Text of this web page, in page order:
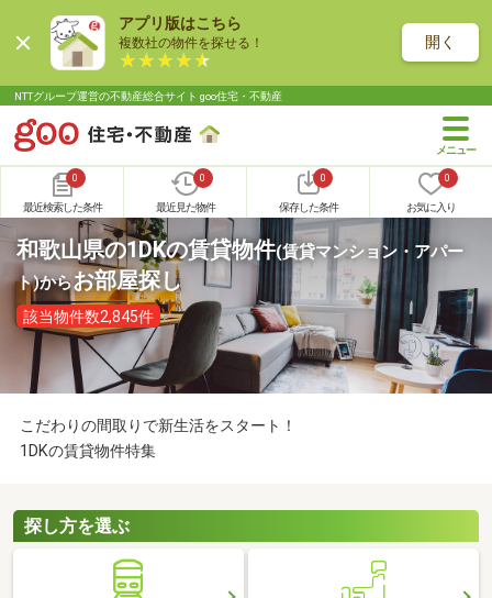
アプリ版はこちら
複数社の物件を探せる！ 開く
NTTグループ運営の不動産総合サイト goo住宅・不動産
0
最近検索した条件
0
最近見た物件
0
保存した条件
0
お気に入り
和歌山県の1DKの賃貸物件(賃貸マンション・アパー
ト)からお部屋探し
該当物件数2,845件
こだわりの間取りで新生活をスタート！
1DKの賃貸物件特集
探し方を選ぶ